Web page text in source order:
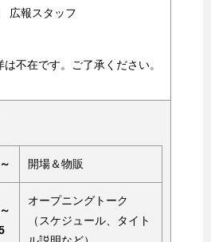
広報スタッフ
不在です。ご了承ください。
開場＆物販
オープニングトーク
（スケジュール、タイト